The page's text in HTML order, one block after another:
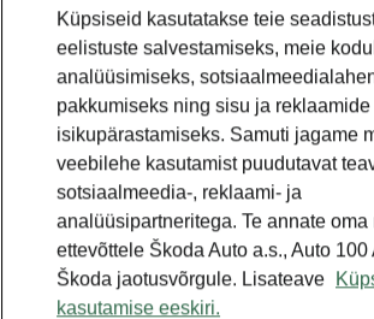
Küpsiseid kasutatakse teie
eelistuste salvestamiseks, meie
analüüsimiseks,
pakkumiseks ning sisu ja reklaamide
isikupärastamiseks. Samuti jagame
veebilehe kasutamist puudutavat
sotsiaalmeedia-, reklaami- ja
analüüsipartneritega. Te annate oma
ettevõttele Škoda Auto a.s., Auto 100
Škoda jaotusvõrgule. Lisateave
kasutamise eeskiri.